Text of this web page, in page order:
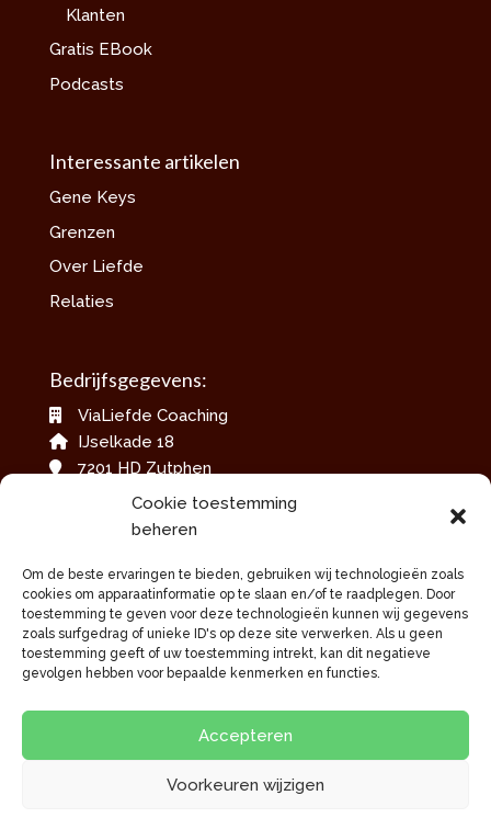
Cookie toestemming
beheren
Om de beste ervaringen te bieden, gebruiken wij technologieën zoals
cookies om apparaatinformatie op te slaan en/of te raadplegen. Door
toestemming te geven voor deze technologieën kunnen wij gegevens
zoals surfgedrag of unieke ID's op deze site verwerken. Als u geen
toestemming geeft of uw toestemming intrekt, kan dit negatieve
gevolgen hebben voor bepaalde kenmerken en functies.
Accepteren
Voorkeuren wijzigen
Klanten
Gratis EBook
Podcasts
Interessante artikelen
Gene Keys
Grenzen
Over Liefde
Relaties
Bedrijfsgegevens:
ViaLiefde Coaching
IJselkade 18
7201 HD Zutphen
06-42079717
info@vialiefdecoaching.nl
KvKnummer: 60012684